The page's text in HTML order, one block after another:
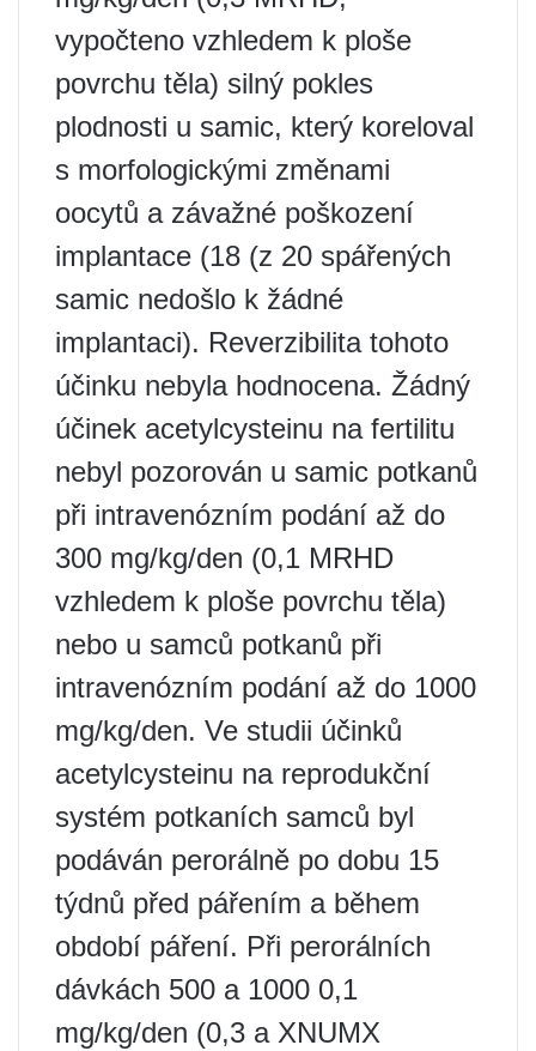
vypočteno vzhledem k ploše
povrchu těla) silný pokles
plodnosti u samic, který koreloval
s morfologickými změnami
oocytů a závažné poškození
implantace (18 (z 20 spářených
samic nedošlo k žádné
implantaci). Reverzibilita tohoto
účinku nebyla hodnocena. Žádný
účinek acetylcysteinu na fertilitu
nebyl pozorován u samic potkanů
​​při intravenózním podání až do
300 mg/kg/den (0,1 MRHD
vzhledem k ploše povrchu těla)
nebo u samců potkanů ​​při
intravenózním podání až do 1000
mg/kg/den. Ve studii účinků
acetylcysteinu na reprodukční
systém potkaních samců byl
podáván perorálně po dobu 15
týdnů před pářením a během
období páření. Při perorálních
dávkách 500 a 1000 0,1
mg/kg/den (0,3 a XNUMX